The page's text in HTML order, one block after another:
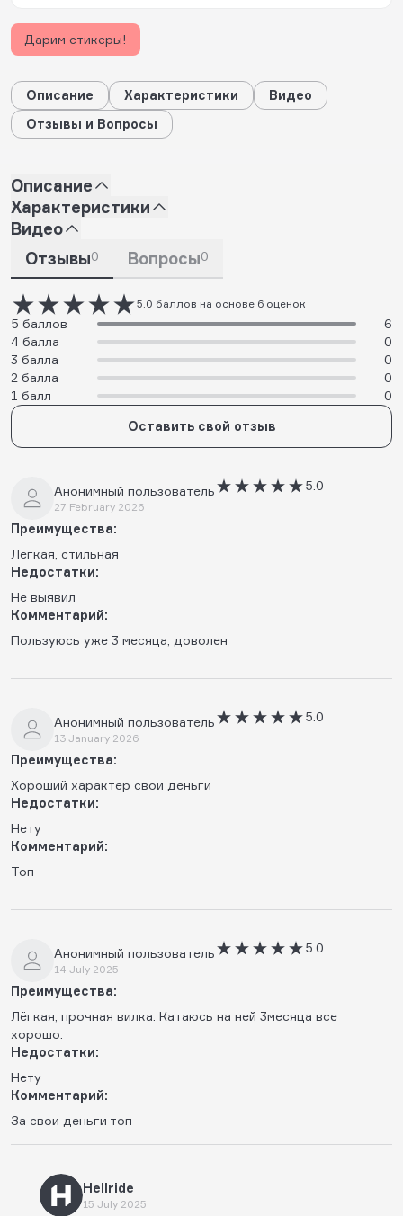
Дарим стикеры!
Описание Характеристики
Видео
Отзывы и Вопросы
Описание
Характеристики
Видео
Отзывы0 Вопросы0
5.0 баллов на основе 6 оценок
5 баллов
6
4 балла
0
3 балла
0
2 балла
0
1 балл
0
Оставить свой отзыв
Анонимный пользователь
27 February 2026
5.0
Преимущества:
Лёгкая, стильная
Недостатки:
Не выявил
Комментарий:
Пользуюсь уже 3 месяца, доволен
Анонимный пользователь
13 January 2026
5.0
Преимущества:
Хороший характер свои деньги
Недостатки:
Нету
Комментарий:
Топ
Анонимный пользователь
14 July 2025
5.0
Преимущества:
Лёгкая, прочная вилка. Катаюсь на ней 3месяца все
хорошо.
Недостатки:
Нету
Комментарий:
За свои деньги топ
Hellride
15 July 2025